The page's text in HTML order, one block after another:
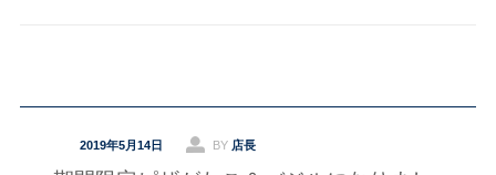
2019年5月14日 BY 店長